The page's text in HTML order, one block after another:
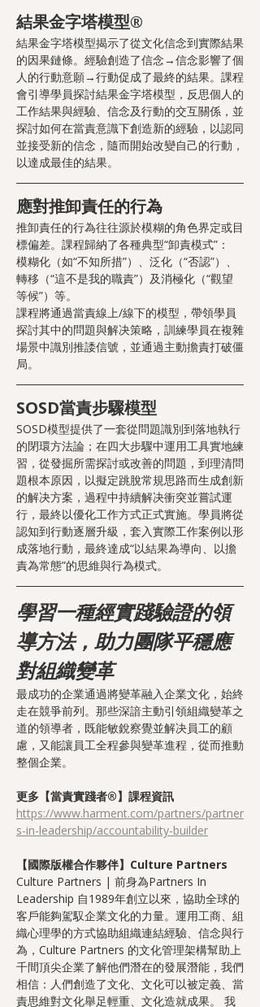
結果金字塔模型®
結果金字塔模型揭示了從文化信念到實際結果
的因果鏈條。經驗創造了信念→信念影響了個
人的行動意願→行動促成了最終的結果。課程
會引導學員探討結果金字塔模型，反思個人的
工作結果與經驗、信念及行動的交互關係，並
探討如何在當責意識下創造新的經驗，以認同
並接受新的信念，隨而開始改變自己的行動，
以達成最佳的結果。
應對推卸責任的行為
推卸責任的行為往往源於模糊的角色界定或目
標偏差。課程歸納了各種典型“卸責模式”：
模糊化（如“不知所措”）、泛化（“否認”）、
轉移（“這不是我的職責”）及消極化（“觀望
等候”）等。
課程將通過當責線上/線下的模型，帶領學員
探討其中的問題與解决策略，訓練學員在複雜
場景中識別推諉信號，並通過主動擔責打破僵
局。
SOSD當責步驟模型
SOSD模型提供了一套從問題識別到落地執行
的閉環方法論；在四大步驟中運用工具實地練
習，從發掘所需探討或改善的問題，到理清問
題根本原因，以擬定跳脫常規思路而生成創新
的解决方案，過程中持續解决衝突並嘗試運
行，最終以優化工作方式正式實施。學員將從
認知到行動逐層升級，套入實際工作案例以形
成落地行動，最終達成“以結果為導向、以擔
責為常態”的思維與行為模式。
學習一種經實踐驗證的領
導方法，助力團隊平穩應
對組織變革
最成功的企業通過將變革融入企業文化，始終
走在競爭前列。那些深諳主動引領組織變革之
道的領導者，既能敏銳察覺並解决員工的顧
慮，又能讓員工全程參與變革進程，從而推動
整個企業。
更多【當責實踐者®】課程資訊
https://www.harment.com/partners/partner
s-in-leadership/accountability-builder
【國際版權合作夥伴】Culture Partners
Culture Partners | 前身為Partners In
Leadership 自1989年創立以來，協助全球的
客戶能夠駕馭企業文化的力量。運用工商、組
織心理學的方式協助組織連結經驗、信念與行
為，Culture Partners 的文化管理架構幫助上
千間頂尖企業了解他們潛在的發展潛能，我們
相信：人們創造了文化、文化可以被定義、當
責思維對文化舉足輕重、文化造就成果。 我